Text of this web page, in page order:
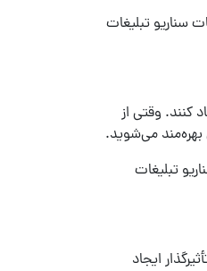
سناریو تبلیغات
کنند. وقتی از
بهره‌مند می‌شوید.
تبلیغات
ایجاد